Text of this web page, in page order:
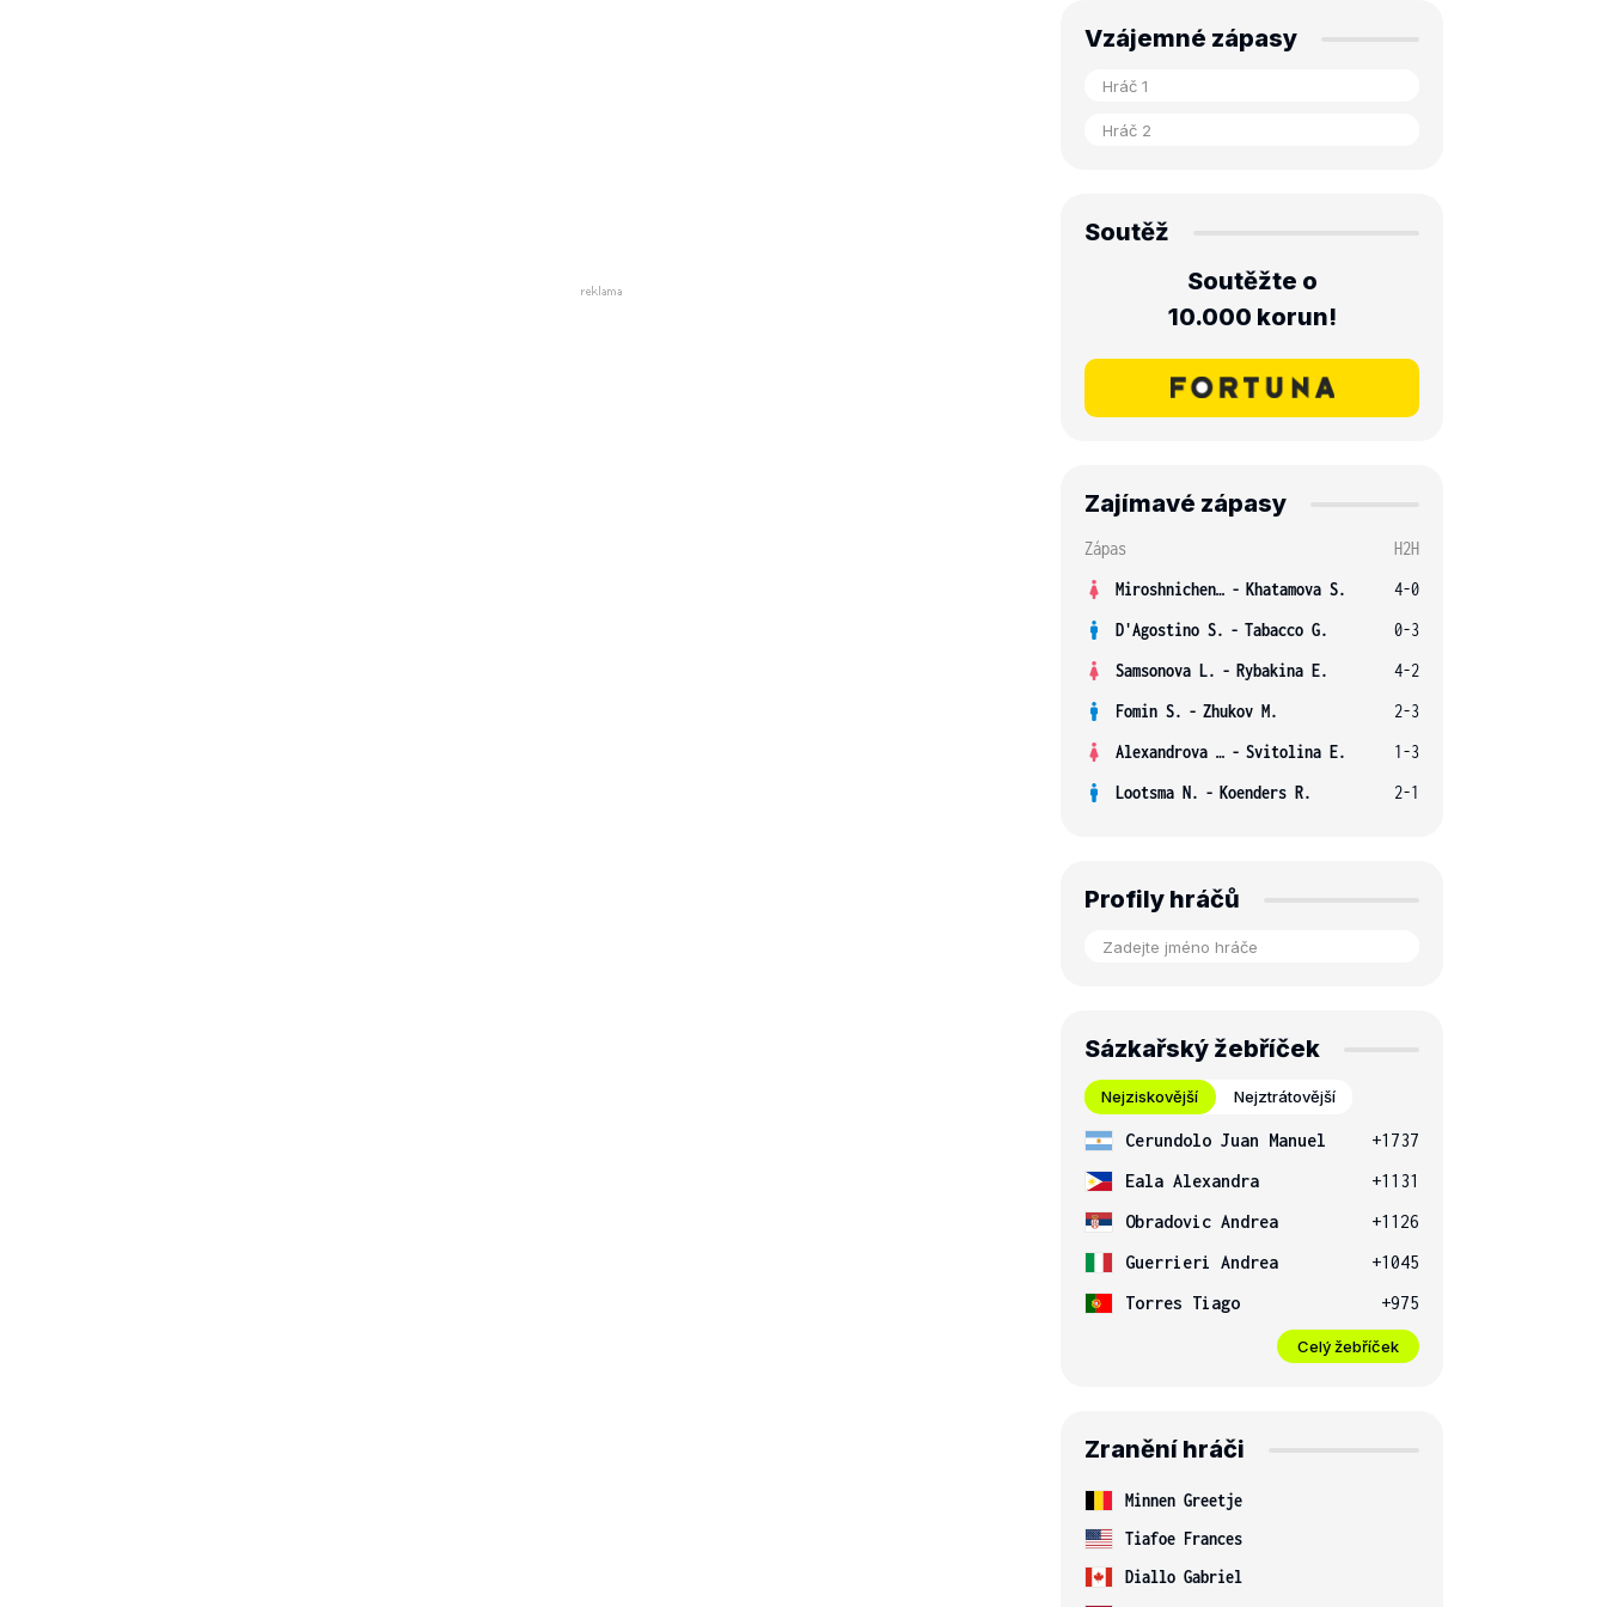
Vzájemné zápasy
Soutěž
Soutěžte o
10.000 korun!
Zajímavé zápasy
Zápas
H2H
Miroshnichenko V. - Khatamova S.
4-0
D'Agostino S. - Tabacco G.
0-3
Samsonova L. - Rybakina E.
4-2
Fomin S. - Zhukov M.
2-3
Alexandrova E. - Svitolina E.
1-3
Lootsma N. - Koenders R. 2-1
Profily hráčů
Sázkařský žebříček
Nejziskovější Nejztrátovější
Cerundolo Juan Manuel
+1737
Eala Alexandra
+1131
Obradovic Andrea
+1126
Guerrieri Andrea
+1045
Torres Tiago
+975
Celý žebříček
Zranění hráči
Minnen Greetje
Tiafoe Frances
Diallo Gabriel